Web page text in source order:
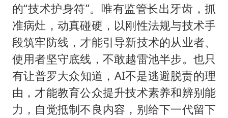
的“技术护身符”。唯有监管长出牙齿，抓
准病灶，动真碰硬，以刚性法规与技术手
段筑牢防线，才能引导新技术的从业者、
使用者坚守底线，不敢越雷池半步。也只
有让普罗大众知道，AI不是逃避脱责的理
由，才能教育公众提升技术素养和辨别能
力，自觉抵制不良内容，别给下一代留下